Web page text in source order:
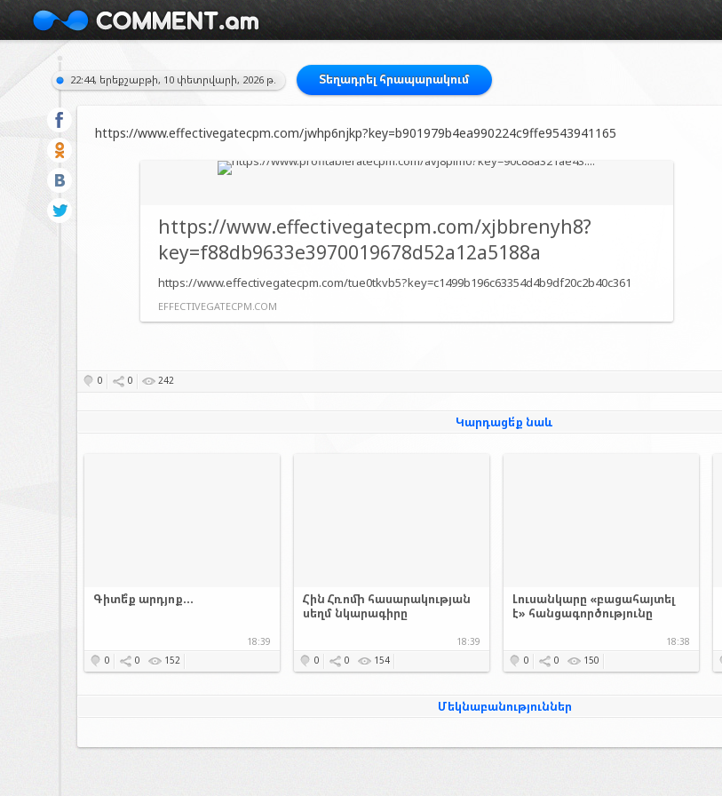
22:44, երեքշաբթի, 10 փետրվարի, 2026 թ. Տեղադրել հրապարակում
https://www.effectivegatecpm.com/jwhp6njkp?key=b901979b4ea990224c9ffe9543941165
https://www.effectivegatecpm.com/xjbbrenyh8?
key=f88db9633e3970019678d52a12a5188a
https://www.effectivegatecpm.com/tue0tkvb5?key=c1499b196c63354d4b9df20c2b40c361
EFFECTIVEGATECPM.COM
0 0 242
Կարդացե՛ք նաև
Գիտե՞ք արդյոք...
18:39
0
0 152
Հին Հռոմի հասարակության
սեղմ նկարագիրը
18:39
0
0 154
Լուսանկարը «բացահայտել
է» հանցագործությունը
18:38
0
0 150
Մեկնաբանություններ